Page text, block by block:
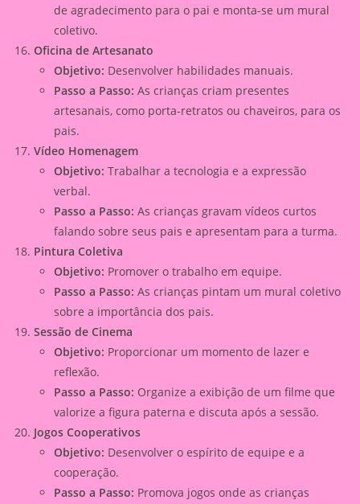
de agradecimento para o pai e monta-se um mural
coletivo.
Oficina de Artesanato
Objetivo: Desenvolver habilidades manuais.
Passo a Passo: As crianças criam presentes
artesanais, como porta-retratos ou chaveiros, para os
pais.
Vídeo Homenagem
Objetivo: Trabalhar a tecnologia e a expressão
verbal.
Passo a Passo: As crianças gravam vídeos curtos
falando sobre seus pais e apresentam para a turma.
Pintura Coletiva
Objetivo: Promover o trabalho em equipe.
Passo a Passo: As crianças pintam um mural coletivo
sobre a importância dos pais.
Sessão de Cinema
Objetivo: Proporcionar um momento de lazer e
reflexão.
Passo a Passo: Organize a exibição de um filme que
valorize a figura paterna e discuta após a sessão.
Jogos Cooperativos
Objetivo: Desenvolver o espírito de equipe e a
cooperação.
Passo a Passo: Promova jogos onde as crianças